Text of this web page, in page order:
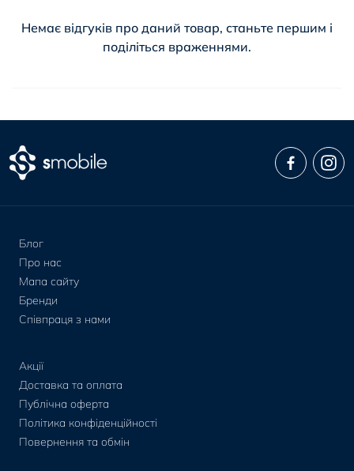
Немає відгуків про даний товар, станьте першим і
поділіться враженнями.
Блог
Про нас
Мапа сайту
Бренди
Співпраця з нами
Акції
Доставка та оплата
Публічна оферта
Політика конфіденційності
Повернення та обмін